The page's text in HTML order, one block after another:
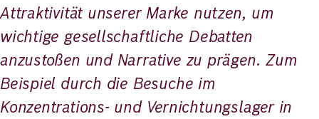
Attraktivität unserer Marke nutzen, um
wichtige gesellschaftliche Debatten
anzustoßen und Narrative zu prägen. Zum
Beispiel durch die Besuche im
Konzentrations- und Vernichtungslager in